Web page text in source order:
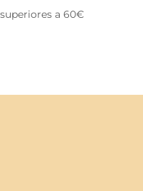
a 60€
12
artículo 3
artículo 4